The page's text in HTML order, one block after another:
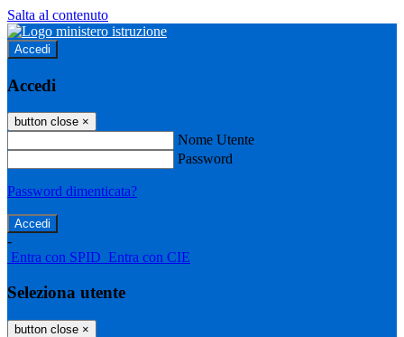
Salta al contenuto
Accedi
Accedi
button close ×
Nome Utente
Password
Password dimenticata?
-
Entra con SPID Entra con CIE
Seleziona utente
button close ×